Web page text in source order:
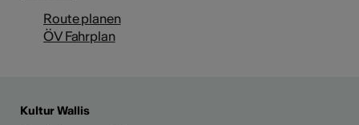
Route planen
ÖV Fahrplan
Kultur Wallis